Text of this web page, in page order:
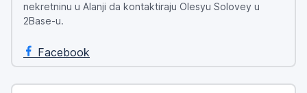
nekretninu u Alanji da kontaktiraju Olesyu Solovey u
2Base-u.
Facebook